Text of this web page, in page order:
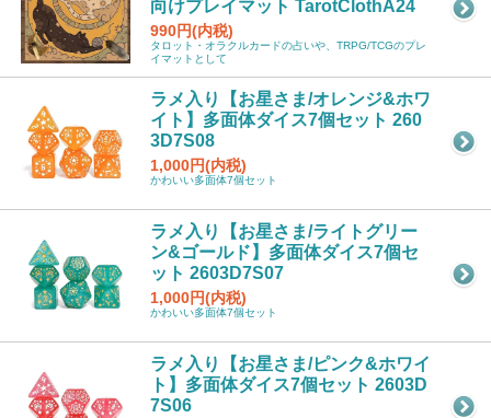
向けプレイマット TarotClothA24
990円(内税)
タロット・オラクルカードの占いや、TRPG/TCGのプレ
イマットとして
ラメ入り【お星さま/オレンジ&ホワ
イト】多面体ダイス7個セット 260
3D7S08
1,000円(内税)
かわいい多面体7個セット
ラメ入り【お星さま/ライトグリー
ン&ゴールド】多面体ダイス7個セ
ット 2603D7S07
1,000円(内税)
かわいい多面体7個セット
ラメ入り【お星さま/ピンク&ホワイ
ト】多面体ダイス7個セット 2603D
7S06